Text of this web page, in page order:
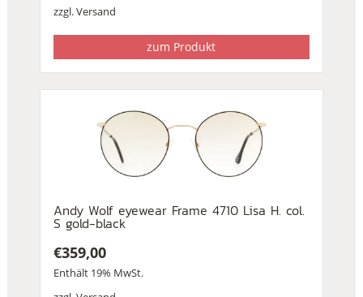
zzgl.Versand
zum Produkt
Andy Wolf eyewear Frame 4710 Lisa H. col.
S gold-black
€359,00
Enthält 19% MwSt.